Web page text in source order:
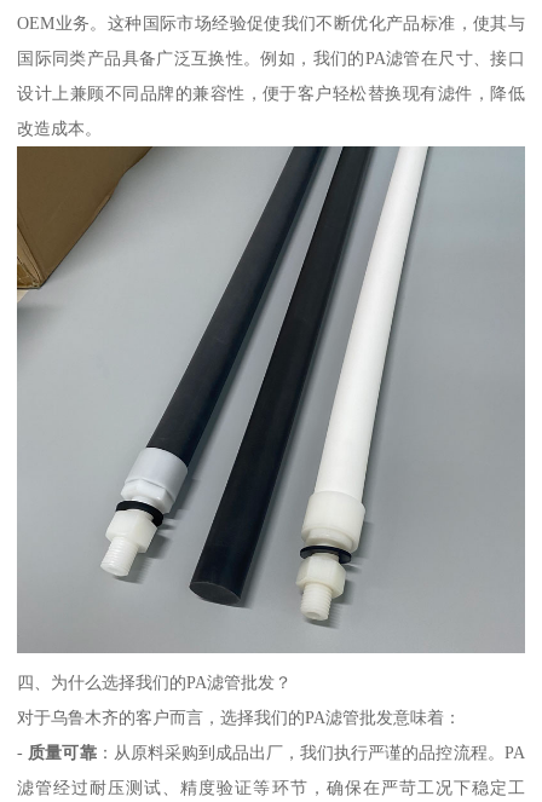
OEM业务。这种国际市场经验促使我们不断优化产品标准，使其与
国际同类产品具备广泛互换性。例如，我们的PA滤管在尺寸、接口
设计上兼顾不同品牌的兼容性，便于客户轻松替换现有滤件，降低
改造成本。
四、为什么选择我们的PA滤管批发？
对于乌鲁木齐的客户而言，选择我们的PA滤管批发意味着：
- 质量可靠：从原料采购到成品出厂，我们执行严谨的品控流程。PA
滤管经过耐压测试、精度验证等环节，确保在严苛工况下稳定工